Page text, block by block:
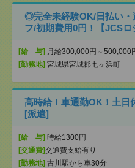
◎完全未経験OK/日払い・
フ/初期費用0円！【JCS
[給 与] 月給300,000円～500,000
[勤務地] 宮城県宮城郡七ヶ浜町
高時給！車通勤OK！土日
[派遣]
[給 与] 時給1300円
[交通費]交通費支給有り
[勤務地] 古川駅から車30分